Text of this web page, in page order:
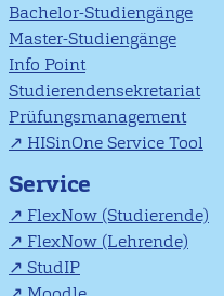
Bachelor-Studiengänge
Master-Studiengänge
Info Point
Studierendensekretariat
Prüfungsmanagement
HISinOne Service Tool
Service
FlexNow (Studierende)
FlexNow (Lehrende)
StudIP